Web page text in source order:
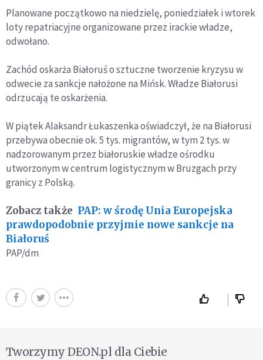
Planowane początkowo na niedzielę, poniedziałek i wtorek
loty repatriacyjne organizowane przez irackie władze,
odwołano.
Zachód oskarża Białoruś o sztuczne tworzenie kryzysu w
odwecie za sankcje nałożone na Mińsk. Władze Białorusi
odrzucają te oskarżenia.
W piątek Alaksandr Łukaszenka oświadczył, że na Białorusi
przebywa obecnie ok. 5 tys. migrantów, w tym 2 tys. w
nadzorowanym przez białoruskie władze ośrodku
utworzonym w centrum logistycznym w Bruzgach przy
granicy z Polską.
Zobacz także PAP: w środę Unia Europejska
prawdopodobnie przyjmie nowe sankcje na
Białoruś
PAP/dm
Tworzymy DEON.pl dla Ciebie